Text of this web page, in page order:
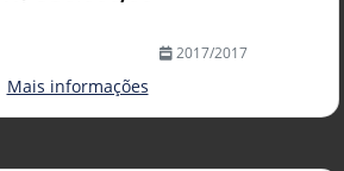
2017/2017
Mais informações